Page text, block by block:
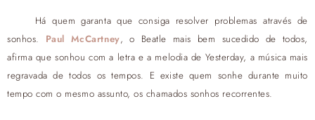
Há quem garanta que consiga resolver problemas através de
sonhos. Paul McCartney, o Beatle mais bem sucedido de todos,
afirma que sonhou com a letra e a melodia de Yesterday, a música mais
regravada de todos os tempos. E existe quem sonhe durante muito
tempo com o mesmo assunto, os chamados sonhos recorrentes.